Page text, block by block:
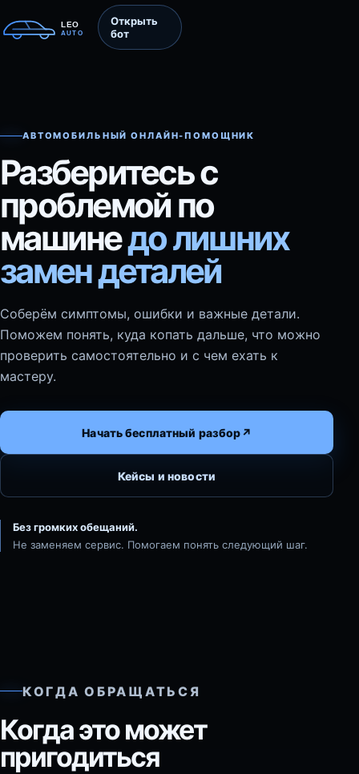
Открыть
бот
АВТОМОБИЛЬНЫЙ ОНЛАЙН-ПОМОЩНИК
Разберитесь с
проблемой по
машинедо лишних
замен деталей
Соберём симптомы, ошибки и важные детали.
Поможем понять, куда копать дальше, что можно
проверить самостоятельно и с чем ехать к
мастеру.
Начать бесплатный разбор↗
Кейсы и новости
Без громких обещаний.
Не заменяем сервис. Помогаем понять следующий шаг.
КОГДА ОБРАЩАТЬСЯ
Когда это может
пригодиться